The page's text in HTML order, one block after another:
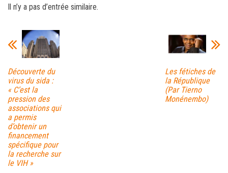
bo
ok
tt
er
ail ag
Il n’y a pas d’entrée similaire.
Découverte du
virus du sida :
« C’est la
pression des
associations qui
a permis
d’obtenir un
financement
spécifique pour
la recherche sur
le VIH »
Les fétiches de
la République
(Par Tierno
Monénembo)